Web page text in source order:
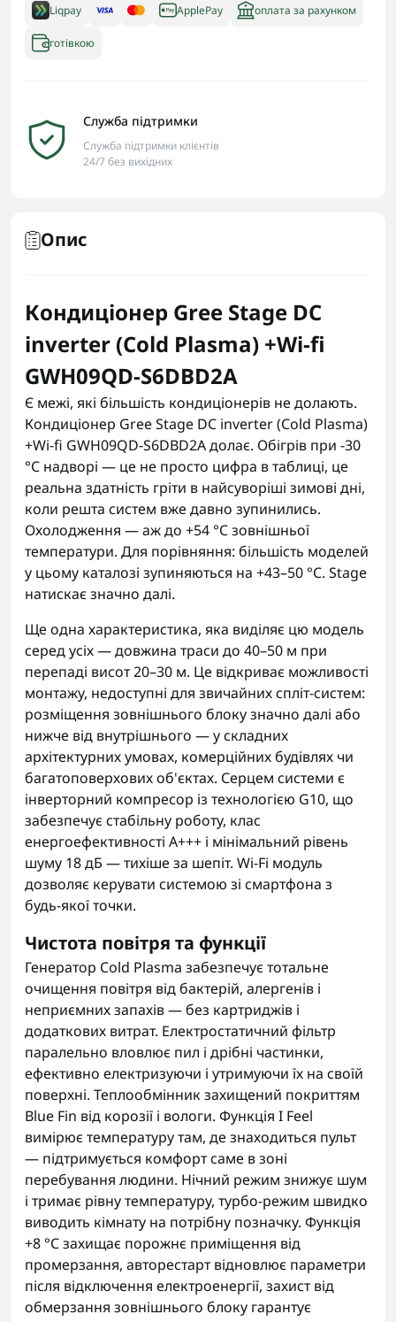
Liqpay ApplePay оплата за рахунком
готівкою
Служба підтримки
Служба підтримки клієнтів
24/7 без вихідних
Опис
Кондиціонер Gree Stage DC
inverter (Cold Plasma) +Wi-fi
GWH09QD-S6DBD2A
Є межі, які більшість кондиціонерів не долають.
Кондиціонер Gree Stage DC inverter (Cold Plasma)
+Wi-fi GWH09QD-S6DBD2A долає. Обігрів при -30
°C надворі — це не просто цифра в таблиці, це
реальна здатність гріти в найсуворіші зимові дні,
коли решта систем вже давно зупинились.
Охолодження — аж до +54 °C зовнішньої
температури. Для порівняння: більшість моделей
у цьому каталозі зупиняються на +43–50 °C. Stage
натискає значно далі.
Ще одна характеристика, яка виділяє цю модель
серед усіх — довжина траси до 40–50 м при
перепаді висот 20–30 м. Це відкриває можливості
монтажу, недоступні для звичайних спліт-систем:
розміщення зовнішнього блоку значно далі або
нижче від внутрішнього — у складних
архітектурних умовах, комерційних будівлях чи
багатоповерхових об'єктах. Серцем системи є
інверторний компресор із технологією G10, що
забезпечує стабільну роботу, клас
енергоефективності A+++ і мінімальний рівень
шуму 18 дБ — тихіше за шепіт. Wi-Fi модуль
дозволяє керувати системою зі смартфона з
будь-якої точки.
Чистота повітря та функції
Генератор Cold Plasma забезпечує тотальне
очищення повітря від бактерій, алергенів і
неприємних запахів — без картриджів і
додаткових витрат. Електростатичний фільтр
паралельно вловлює пил і дрібні частинки,
ефективно електризуючи і утримуючи їх на своїй
поверхні. Теплообмінник захищений покриттям
Blue Fin від корозії і вологи. Функція I Feel
вимірює температуру там, де знаходиться пульт
— підтримується комфорт саме в зоні
перебування людини. Нічний режим знижує шум
і тримає рівну температуру, турбо-режим швидко
виводить кімнату на потрібну позначку. Функція
+8 °C захищає порожнє приміщення від
промерзання, авторестарт відновлює параметри
після відключення електроенергії, захист від
обмерзання зовнішнього блоку гарантує